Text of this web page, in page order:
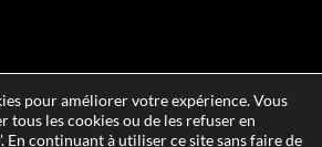
pour améliorer votre expérience. Vous
tous les cookies ou de les refuser en
En continuant à utiliser ce site sans faire de